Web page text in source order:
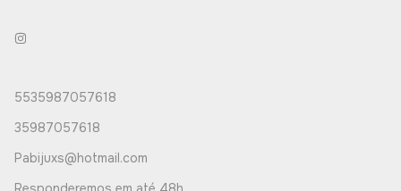
5535987057618
35987057618
Pabijuxs@hotmail.com